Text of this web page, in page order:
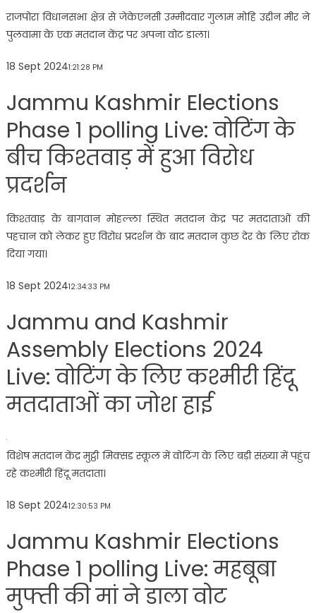
राजपोरा विधानसभा क्षेत्र से जेकेएनसी उम्मीदवार गुलाम मोहि उद्दीन मीर ने
पुलवामा के एक मतदान केंद्र पर अपना वोट डाला।
18 Sept 20241:21:28 PM
Jammu Kashmir Elections
Phase 1 polling Live: वोटिंग के
बीच किश्तवाड़ में हुआ विरोध
प्रदर्शन
किश्तवाड़ के बागवान मोहल्ला स्थित मतदान केंद्र पर मतदाताओं की
पहचान को लेकर हुए विरोध प्रदर्शन के बाद मतदान कुछ देर के लिए रोक
दिया गया।
18 Sept 202412:34:33 PM
Jammu and Kashmir
Assembly Elections 2024
Live: वोटिंग के लिए कश्मीरी हिंदू
मतदाताओं का जोश हाई
विशेष मतदान केंद्र मुट्ठी मिक्सड स्कूल में वोटिंग के लिए बड़ी संख्या में पहुंच
रहे कश्मीरी हिंदू मतदाता।
18 Sept 202412:30:53 PM
Jammu Kashmir Elections
Phase 1 polling Live: महबूबा
मुफ्ती की मां ने डाला वोट